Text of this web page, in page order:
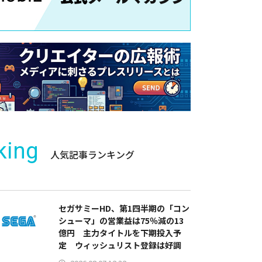
人気記事ランキング
セガサミーHD、第1四半期の「コン
シューマ」の営業益は75％減の13
億円 主力タイトルを下期投入予
定 ウィッシュリスト登録は好調